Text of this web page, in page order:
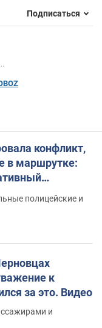
Подписаться
конфликт,
в маршрутке:
полицейские и
к
за это. Видео
и